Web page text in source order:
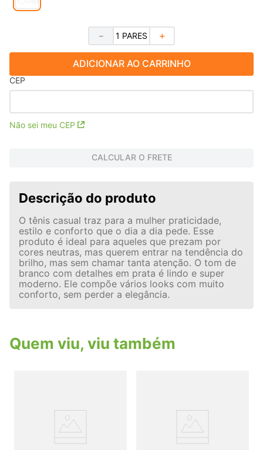
＋
－
ADICIONAR AO CARRINHO
CEP
Não sei meu CEP
CALCULAR O FRETE
Descrição do produto
O tênis casual traz para a mulher praticidade,
estilo e conforto que o dia a dia pede. Esse
produto é ideal para aqueles que prezam por
cores neutras, mas querem entrar na tendência do
brilho, mas sem chamar tanta atenção. O tom de
branco com detalhes em prata é lindo e super
moderno. Ele compõe vários looks com muito
conforto, sem perder a elegância.
Quem viu, viu também